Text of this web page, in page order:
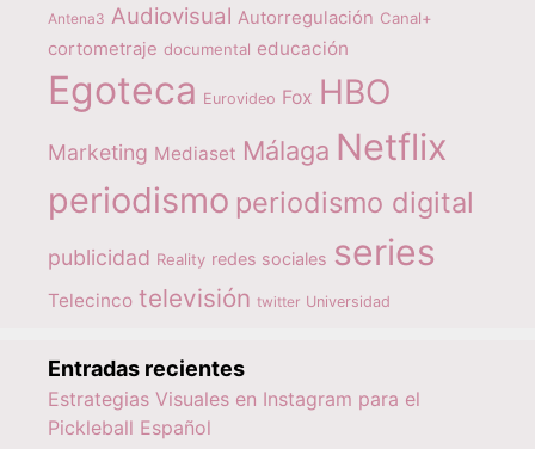
Antena3 Audiovisual Autorregulación Canal+
cortometraje documental educación
Egoteca Eurovideo Fox HBO
Marketing Mediaset Málaga Netflix
periodismo periodismo digital
publicidad Reality redes sociales series
Telecinco televisión twitter Universidad
Entradas recientes
Estrategias Visuales en Instagram para el
Pickleball Español